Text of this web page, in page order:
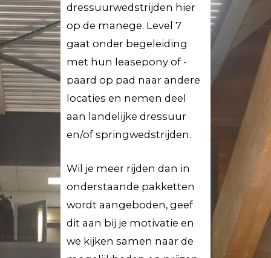
dressuurwedstrijden hier
op de manege. Level 7
gaat onder begeleiding
met hun leasepony of -
paard op pad naar andere
locaties en nemen deel
aan landelijke dressuur
en/of springwedstrijden.
Wil je meer rijden dan in
onderstaande pakketten
wordt aangeboden, geef
dit aan bij je motivatie en
we kijken samen naar de